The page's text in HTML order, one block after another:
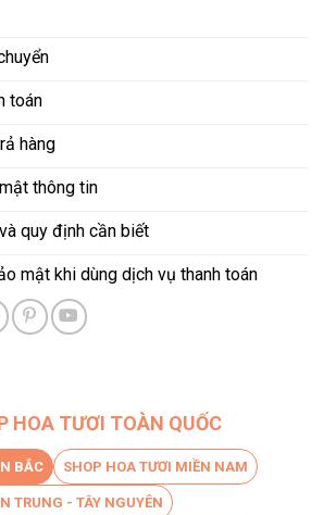
toán
hàng
thông tin
quy định cần biết
mật khi dùng dịch vụ thanh toán
HOA TƯƠI TOÀN QUỐC
BẮC SHOP HOA TƯƠI MIỀN NAM
TRUNG - TÂY NGUYÊN